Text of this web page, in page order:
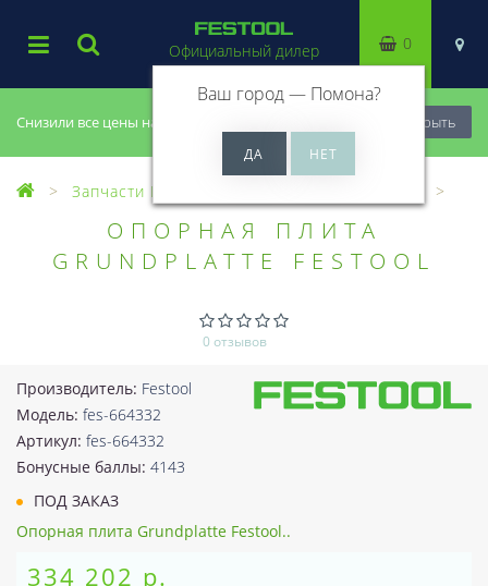
Снизили все цены на 20%, успей купить! Закрыть
Официальный дилер
Ваш город — Помона?
0
Запчасти Festool
ОПОРНАЯ ПЛИТА
GRUNDPLATTE FESTOOL
0 отзывов
Производитель: Festool
Модель: fes-664332
Артикул: fes-664332
Бонусные баллы: 4143
ПОД ЗАКАЗ
Опорная плита Grundplatte Festool..
334 202 р.